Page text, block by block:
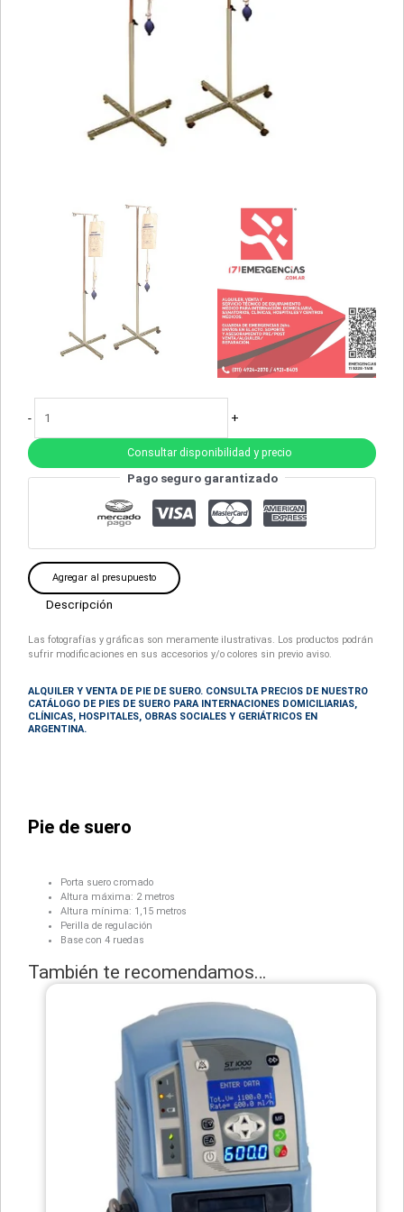
- +
Consultar disponibilidad y precio
Pago seguro garantizado
Agregar al presupuesto
Descripción
Las fotografías y gráficas son meramente ilustrativas. Los productos podrán
sufrir modificaciones en sus accesorios y/o colores sin previo aviso.
ALQUILER Y VENTA DE PIE DE SUERO. CONSULTA PRECIOS DE NUESTRO
CATÁLOGO DE PIES DE SUERO PARA INTERNACIONES DOMICILIARIAS,
CLÍNICAS, HOSPITALES, OBRAS SOCIALES Y GERIÁTRICOS EN
ARGENTINA.
Pie de suero
Porta suero cromado
Altura máxima: 2 metros
Altura mínima: 1,15 metros
Perilla de regulación
Base con 4 ruedas
También te recomendamos…